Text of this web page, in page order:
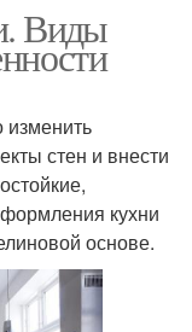
Виды
изменить
стен и внести
кухни
основе.